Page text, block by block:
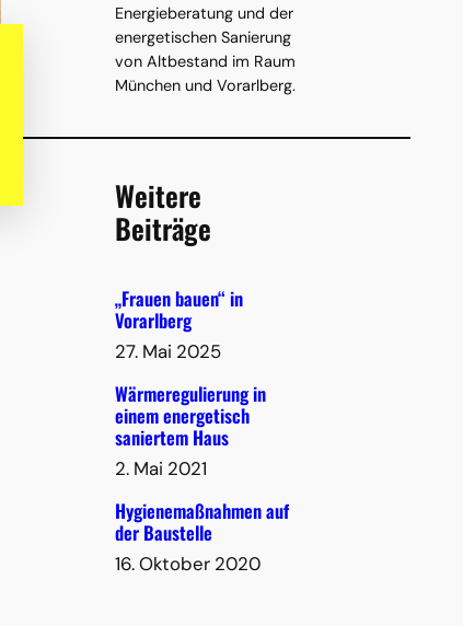
Energieberatung und der
energetischen Sanierung
von Altbestand im Raum
München und Vorarlberg.
Weitere
Beiträge
„Frauen bauen“ in
Vorarlberg
27. Mai 2025
Wärmeregulierung in
einem energetisch
saniertem Haus
2. Mai 2021
Hygienemaßnahmen auf
der Baustelle
16. Oktober 2020